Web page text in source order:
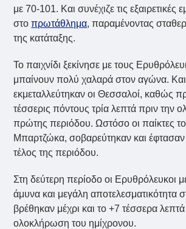
με 70-101. Και συνέχιζε τις εξαιρετικές
στοπρωτάθλημα, παραμένοντας
της κατάταξης.
Το παιχνίδι ξεκίνησε με τους
μπαίνουν πολύ χαλαρά στον αγώνα.
εκμεταλλεύτηκαν οι Θεσσαλοί, καθώς
τέσσερις πόντους τρία λεπτά πριν την
πρώτης περιόδου. Ωστόσο οι παίκτες
Μπαρτζώκα, σοβαρεύτηκαν και
τέλος της περιόδου.
Στη δεύτερη περίοδο οι Ερυθρόλευκοι
άμυνα και μεγάλη αποτελεσματικότητα
βρέθηκαν μέχρι και το +7 τέσσερα
ολοκλήρωση του ημίχρονου.